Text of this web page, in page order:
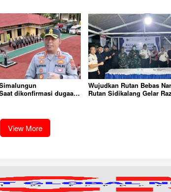
YANG AMAN
Tangkap!
dikonfirmasi dugaan
Wujudkan Rutan Bebas
Rutan Sidikalang Gelar
View More